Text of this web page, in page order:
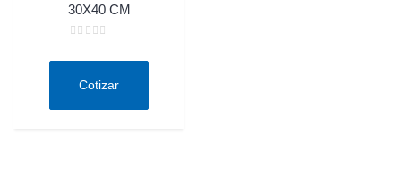
30X40 CM
deCotizar